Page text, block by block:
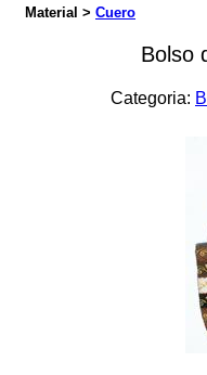
Material > Cuero
Bolso
Categoria: